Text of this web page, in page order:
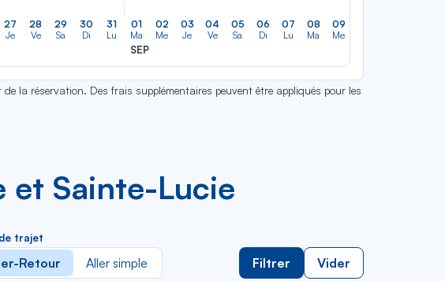
27
Je
28
Ve
29
Sa
30
Di
31
Lu
01
Ma
SEP
02
Me
03
Je
04
Ve
05
Sa
06
Di
07
Lu
08
Ma
09
Me
la réservation. Des frais supplémentaires peuvent être appliqués pour les
et Sainte-Lucie
trajet
Retour Aller simple Filtrer Vider